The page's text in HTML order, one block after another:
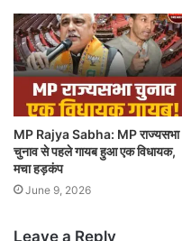
MP Rajya Sabha: MP राज्यसभा
चुनाव से पहले गायब हुआ एक विधायक,
मचा हड़कंप
June 9, 2026
Leave a Reply